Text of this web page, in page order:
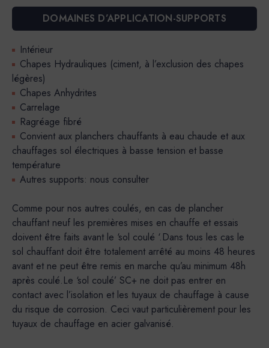
DOMAINES D’APPLICATION-SUPPORTS
Intérieur
Chapes Hydrauliques (ciment, à l’exclusion des chapes
légères)
Chapes Anhydrites
Carrelage
Ragréage fibré
Convient aux planchers chauffants à eau chaude et aux
chauffages sol électriques à basse tension et basse
température
Autres supports: nous consulter
Comme pour nos autres coulés, en cas de plancher
chauffant neuf les premières mises en chauffe et essais
doivent être faits avant le ‘sol coulé ‘.Dans tous les cas le
sol chauffant doit être totalement arrêté au moins 48 heures
avant et ne peut être remis en marche qu’au minimum 48h
après coulé.Le ‘sol coulé’ SC+ ne doit pas entrer en
contact avec l’isolation et les tuyaux de chauffage à cause
du risque de corrosion. Ceci vaut particulièrement pour les
tuyaux de chauffage en acier galvanisé.